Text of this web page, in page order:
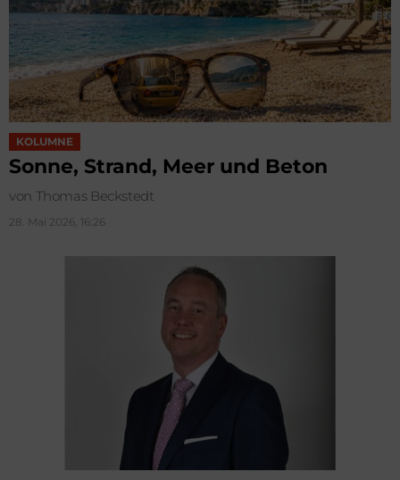
KOLUMNE
Sonne, Strand, Meer und Beton
von Thomas Beckstedt
28. Mai 2026, 16:26